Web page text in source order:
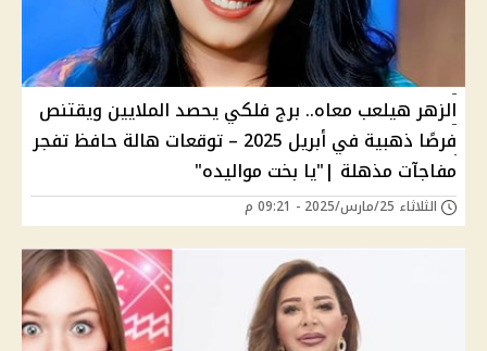
الزهر هيلعب معاه.. برج فلكي يحصد الملايين ويقتنص
فرصًا ذهبية في أبريل 2025 – توقعات هالة حافظ تفجر
مفاجآت مذهلة |"يا بخت مواليده"
الثلاثاء 25/مارس/2025 - 09:21 م